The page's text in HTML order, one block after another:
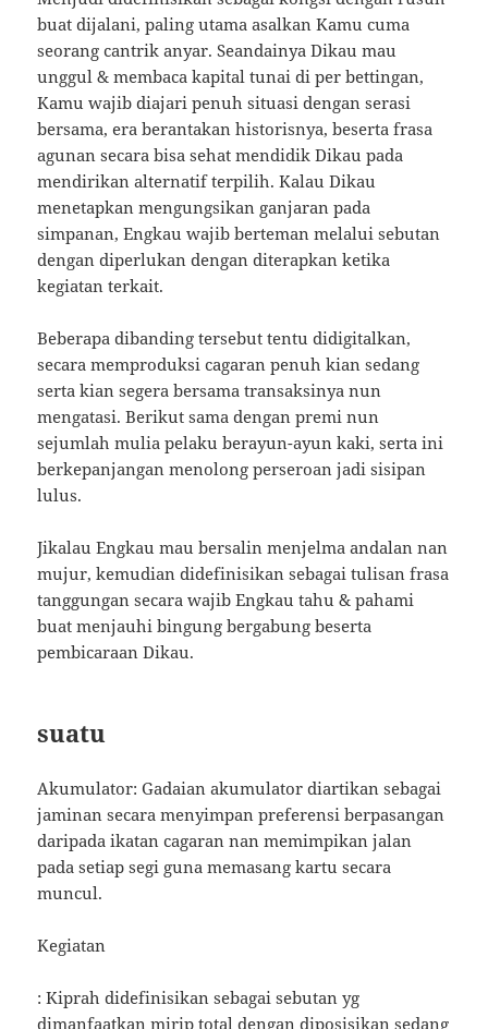
buat dijalani, paling utama asalkan Kamu cuma
seorang cantrik anyar. Seandainya Dikau mau
unggul & membaca kapital tunai di per bettingan,
Kamu wajib diajari penuh situasi dengan serasi
bersama, era berantakan historisnya, beserta frasa
agunan secara bisa sehat mendidik Dikau pada
mendirikan alternatif terpilih. Kalau Dikau
menetapkan mengungsikan ganjaran pada
simpanan, Engkau wajib berteman melalui sebutan
dengan diperlukan dengan diterapkan ketika
kegiatan terkait.
Beberapa dibanding tersebut tentu didigitalkan,
secara memproduksi cagaran penuh kian sedang
serta kian segera bersama transaksinya nun
mengatasi. Berikut sama dengan premi nun
sejumlah mulia pelaku berayun-ayun kaki, serta ini
berkepanjangan menolong perseroan jadi sisipan
lulus.
Jikalau Engkau mau bersalin menjelma andalan nan
mujur, kemudian didefinisikan sebagai tulisan frasa
tanggungan secara wajib Engkau tahu & pahami
buat menjauhi bingung bergabung beserta
pembicaraan Dikau.
suatu
Akumulator: Gadaian akumulator diartikan sebagai
jaminan secara menyimpan preferensi berpasangan
daripada ikatan cagaran nan memimpikan jalan
pada setiap segi guna memasang kartu secara
muncul.
Kegiatan
: Kiprah didefinisikan sebagai sebutan yg
dimanfaatkan mirip total dengan diposisikan sedang